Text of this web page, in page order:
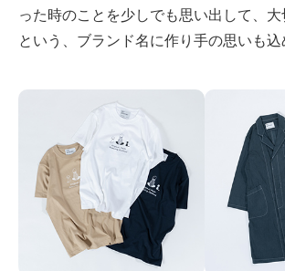
った時のことを少しでも思い出して、
という、ブランド名に作り手の思いも込